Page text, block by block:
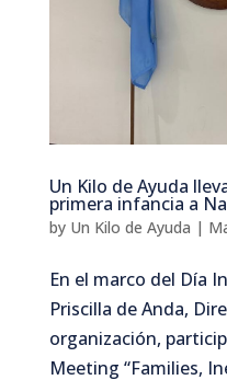
Un Kilo de Ayuda
primera infancia a
by Un Kilo de Ayuda |
En el marco del Día
Priscilla de Anda,
organización,
Meeting “Families,